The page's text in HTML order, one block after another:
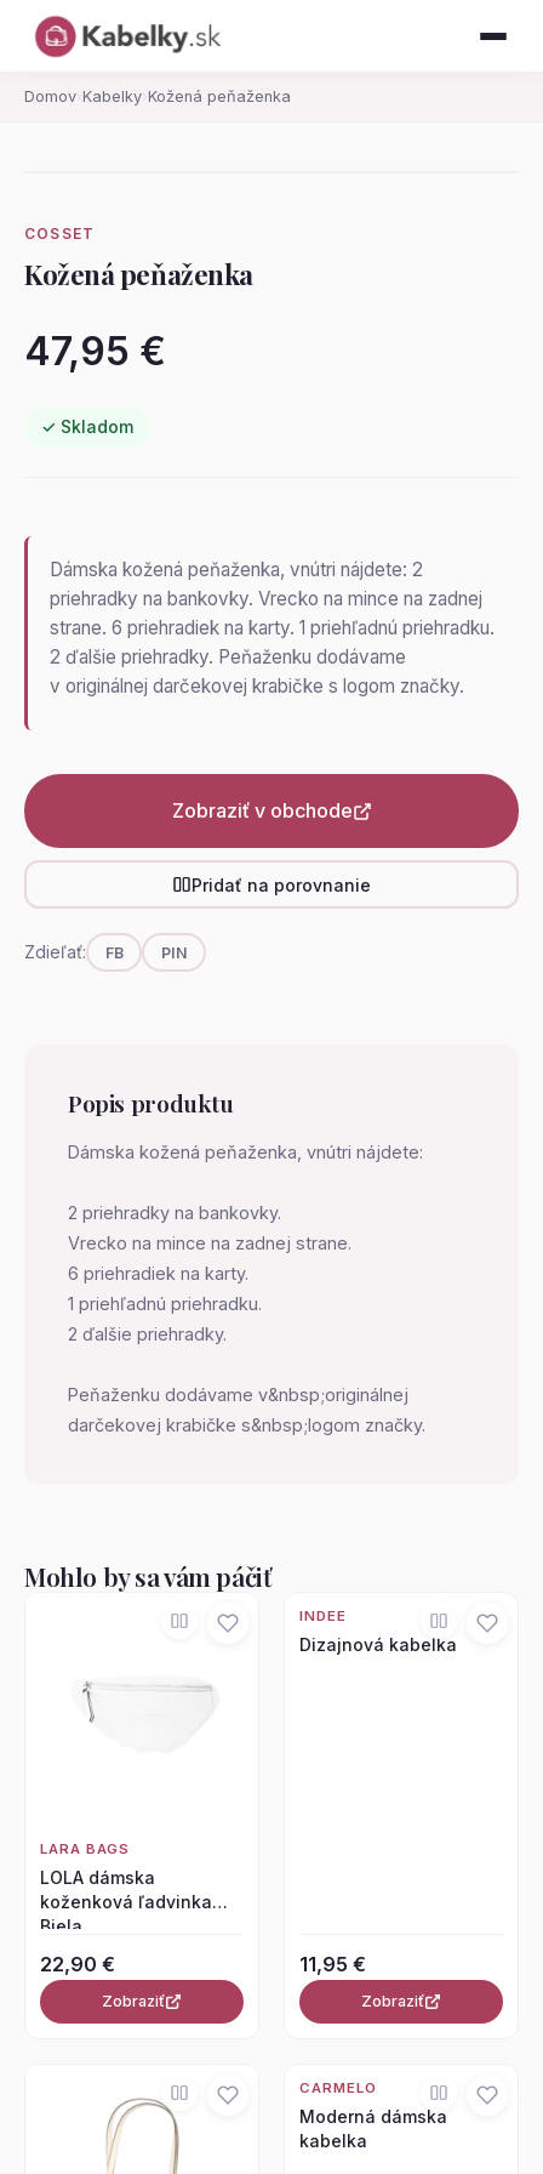
Domov› Kabelky› Kožená peňaženka
COSSET
Kožená peňaženka
47,95 €
✓ Skladom
Dámska kožená peňaženka, vnútri nájdete: 2
priehradky na bankovky. Vrecko na mince na zadnej
strane. 6 priehradiek na karty. 1 priehľadnú priehradku.
2 ďalšie priehradky. Peňaženku dodávame
v originálnej darčekovej krabičke s logom značky.
Zobraziť v obchode
Pridať na porovnanie
Zdieľať: FB PIN
Popis produktu
Dámska kožená peňaženka, vnútri nájdete:
2 priehradky na bankovky.
Vrecko na mince na zadnej strane.
6 priehradiek na karty.
1 priehľadnú priehradku.
2 ďalšie priehradky.
Peňaženku dodávame v&nbsp;originálnej
darčekovej krabičke s&nbsp;logom značky.
Mohlo by sa vám páčiť
LARA BAGS
LOLA dámska
koženková ľadvinka
Biela
22,90 €
Zobraziť
INDEE
Dizajnová kabelka
11,95 €
Zobraziť
CARMELO
Moderná dámska
kabelka